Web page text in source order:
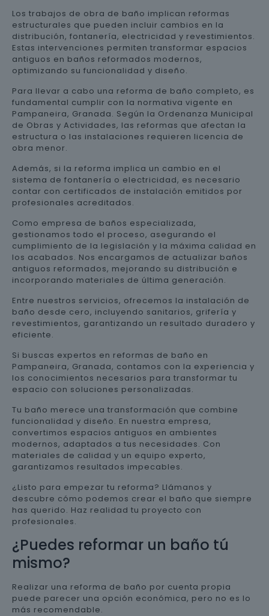
Los trabajos de obra de baño implican reformas
estructurales que pueden incluir cambios en la
distribución, fontanería, electricidad y revestimientos.
Estas intervenciones permiten transformar espacios
antiguos en baños reformados modernos,
optimizando su funcionalidad y diseño.
Para llevar a cabo una reforma de baño completo, es
fundamental cumplir con la normativa vigente en
Pampaneira, Granada. Según la Ordenanza Municipal
de Obras y Actividades, las reformas que afectan la
estructura o las instalaciones requieren licencia de
obra menor.
Además, si la reforma implica un cambio en el
sistema de fontanería o electricidad, es necesario
contar con certificados de instalación emitidos por
profesionales acreditados.
Como empresa de baños especializada,
gestionamos todo el proceso, asegurando el
cumplimiento de la legislación y la máxima calidad en
los acabados. Nos encargamos de actualizar baños
antiguos reformados, mejorando su distribución e
incorporando materiales de última generación.
Entre nuestros servicios, ofrecemos la instalación de
baño desde cero, incluyendo sanitarios, grifería y
revestimientos, garantizando un resultado duradero y
eficiente.
Si buscas expertos en reformas de baño en
Pampaneira, Granada, contamos con la experiencia y
los conocimientos necesarios para transformar tu
espacio con soluciones personalizadas.
Tu baño merece una transformación que combine
funcionalidad y diseño. En nuestra empresa,
convertimos espacios antiguos en ambientes
modernos, adaptados a tus necesidades. Con
materiales de calidad y un equipo experto,
garantizamos resultados impecables.
¿Listo para empezar tu reforma? Llámanos y
descubre cómo podemos crear el baño que siempre
has querido. Haz realidad tu proyecto con
profesionales.
¿Puedes reformar un baño tú
mismo?
Realizar una reforma de baño por cuenta propia
puede parecer una opción económica, pero no es lo
más recomendable.